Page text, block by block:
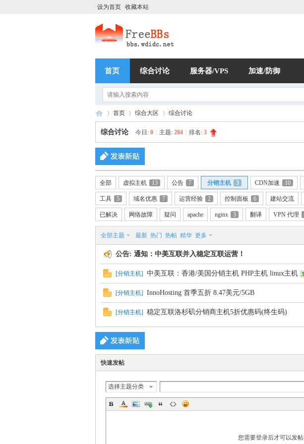
设为首页 收藏本站
首页 综合讨论 服务器/VPS 加速/防御
稳
互
»
首页
›
综合大区 综合讨论
综合讨论 今日: 0 主题: 284 排名: 3
全部 虚拟主机 13 公告 7 分销主机 3 CDN加速 10
工具 5 域名优惠 7 运营经验 2 控制面板 6 建站交流
已解决 网络故障 疑问 apache nginx 3 翻译 VPN 代理
全部主题 最新 热门 热帖 精华 更多
公告: 通知：中美互联并入稳定互联运营！
[分销主机] 中美互联：香港/美国分销主机 PHP主机 linux主机
[分销主机] InnoHosting 首季五折 8.47美元/5GB
[分销主机] 稳定互联洛杉矶分销商主机5折优惠码(终生码)
快速发帖
选择主题分类
您需要登录后才可以发帖